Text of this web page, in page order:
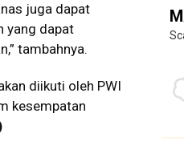
juga dapat
yang dapat
tambahnya.
diikuti oleh PWI
kesempatan